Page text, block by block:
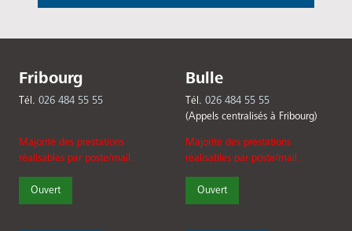
Fribourg
Tél. 026 484 55 55
Majorité des prestations
réalisables par poste/mail.
Ouvert
Bulle
Tél. 026 484 55 55
(Appels centralisés à Fribourg)
Majorité des prestations
réalisables par poste/mail.
Ouvert